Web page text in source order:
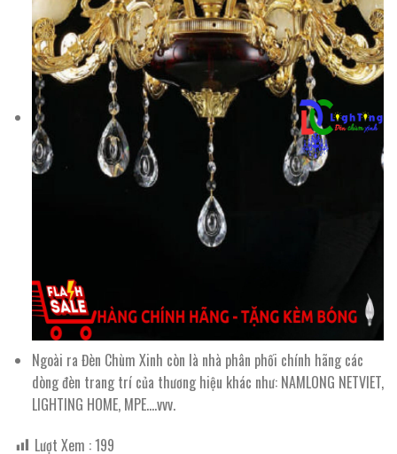
Ngoài ra Đèn Chùm Xinh còn là nhà phân phối chính hãng các
dòng đèn trang trí của thương hiệu khác như: NAMLONG NETVIET,
LIGHTING HOME, MPE….vvv.
Lượt Xem :199